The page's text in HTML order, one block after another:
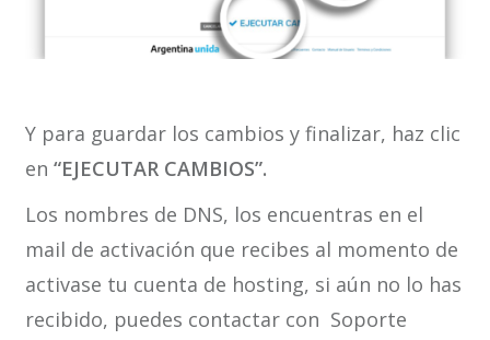
Y para guardar los cambios y finalizar, haz clic
en “EJECUTAR CAMBIOS”.
Los nombres de DNS, los encuentras en el
mail de activación que recibes al momento de
activase tu cuenta de hosting, si aún no lo has
recibido, puedes contactar con Soporte